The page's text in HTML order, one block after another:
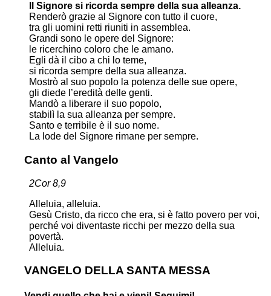
Il Signore si ricorda sempre della sua alleanza.
Renderò grazie al Signore con tutto il cuore,
tra gli uomini retti riuniti in assemblea.
Grandi sono le opere del Signore:
le ricerchino coloro che le amano.
Egli dà il cibo a chi lo teme,
si ricorda sempre della sua alleanza.
Mostrò al suo popolo la potenza delle sue opere,
gli diede l’eredità delle genti.
Mandò a liberare il suo popolo,
stabilì la sua alleanza per sempre.
Santo e terribile è il suo nome.
La lode del Signore rimane per sempre.
Canto al Vangelo
2Cor 8,9
Alleluia, alleluia.
Gesù Cristo, da ricco che era, si è fatto povero per voi,
perché voi diventaste ricchi per mezzo della sua
povertà.
Alleluia.
VANGELO DELLA SANTA MESSA